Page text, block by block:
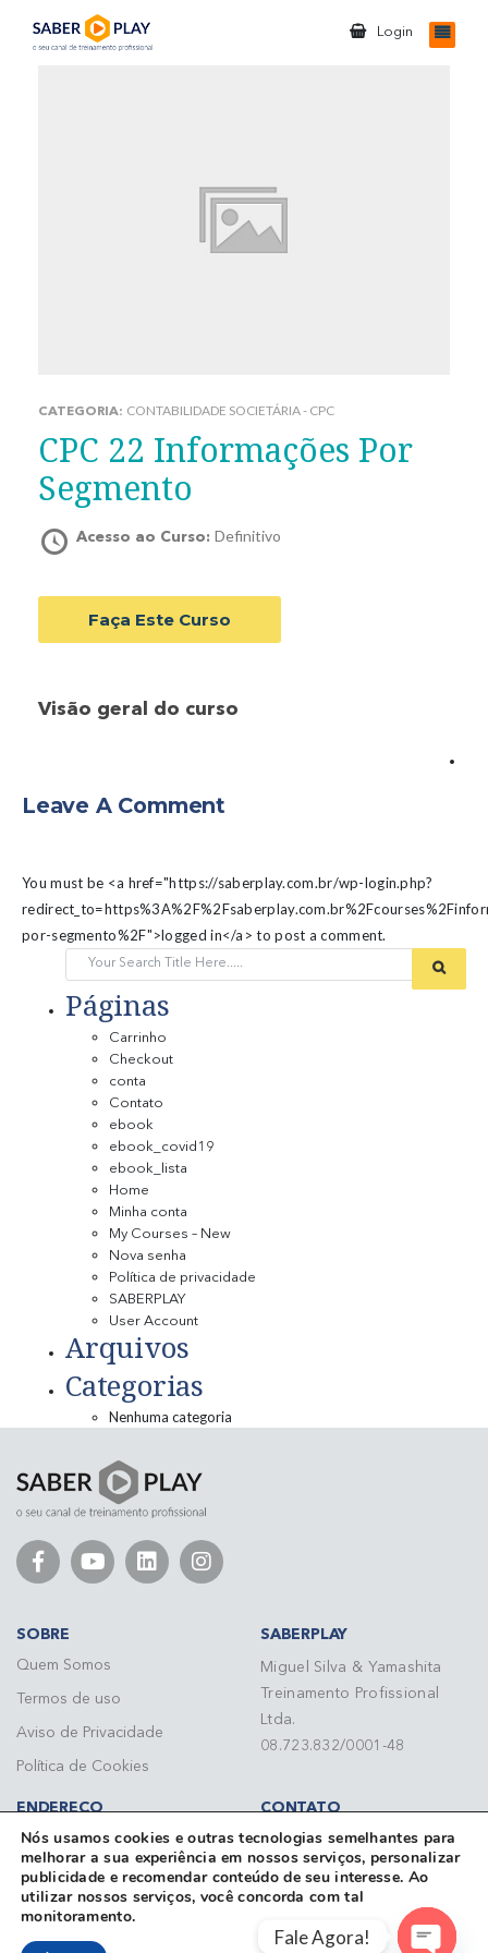
Login
CATEGORIA: CONTABILIDADE SOCIETÁRIA - CPC
CPC 22 Informações Por
Segmento
Acesso ao Curso: Definitivo
Faça Este Curso
Visão geral do curso
Leave A Comment
You must be <a href="https://saberplay.com.br/wp-login.php?
por-segmento%2F">logged in</a> to post a comment.
Páginas
Carrinho
Checkout
conta
Contato
ebook
ebook_covid19
ebook_lista
Home
Minha conta
My Courses – New
Nova senha
Política de privacidade
SABERPLAY
User Account
Arquivos
Categorias
Nenhuma categoria
SOBRE
Quem Somos
Termos de uso
Aviso de Privacidade
Política de Cookies
SABERPLAY
Miguel Silva & Yamashita
Treinamento Profissional
Ltda.
08.723.832/0001-48
ENDEREÇO
Rua do Paraíso, 148 - 7º
andar Paraíso CEP 04103-
000 São Paulo/SP
CONTATO
Telefone: (11) 3284 3092
contato@saberplay.com.br
Fale conosco
Nós usamos cookies e outras tecnologias semelhantes para
melhorar a sua experiência em nossos serviços, personalizar
publicidade e recomendar conteúdo de seu interesse. Ao
utilizar nossos serviços, você concorda com tal
monitoramento.
Fale Agora!